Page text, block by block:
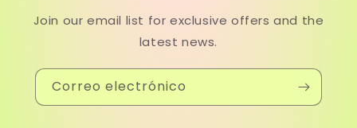
Join our email list for exclusive offers and the
latest news.
Correo electrónico